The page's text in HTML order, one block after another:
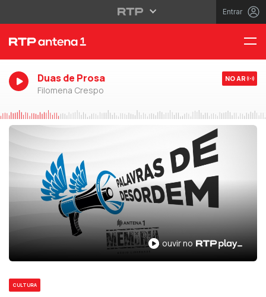
Entrar
Duas de Prosa
Filomena Crespo
NO AR
ouvir no
CULTURA